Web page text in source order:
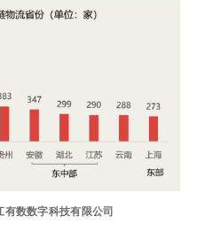
有数数字科技有限公司